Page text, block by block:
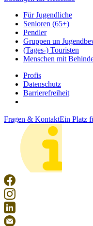
Für Jugendliche
Senioren (65+)
Pendler
Gruppen un
(Tages-) Touristen
Menschen mit
Profis
Datenschutz
Barrierefreiheit
Fragen & KontaktEin Platz